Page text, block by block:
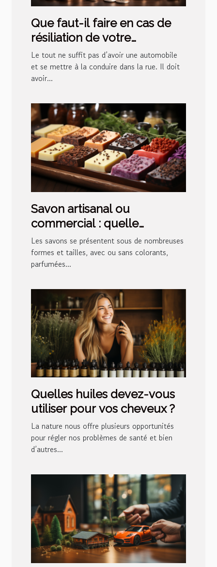
Que faut-il faire en cas de
résiliation de votre
assurance auto ?
Le tout ne suffit pas d’avoir une automobile
et se mettre à la conduire dans la rue. Il doit
avoir...
Savon artisanal ou
commercial : quelle
différence ?
Les savons se présentent sous de nombreuses
formes et tailles, avec ou sans colorants,
parfumées...
Quelles huiles devez-vous
utiliser pour vos cheveux ?
La nature nous offre plusieurs opportunités
pour régler nos problèmes de santé et bien
d’autres...